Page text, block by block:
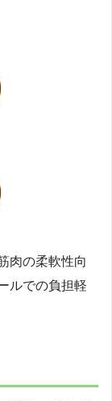
肉の柔軟性向
ルでの負担軽